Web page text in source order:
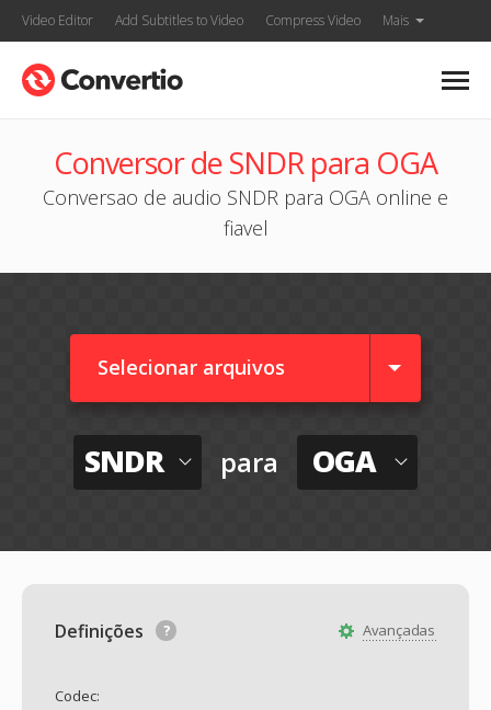
Video Editor Add Subtitles to Video Compress Video Mais
Conversor de SNDR para OGA
Conversao de audio SNDR para OGA online e
fiavel
Selecionar arquivos
SNDR para OGA
Avançadas
Definições
Codec: